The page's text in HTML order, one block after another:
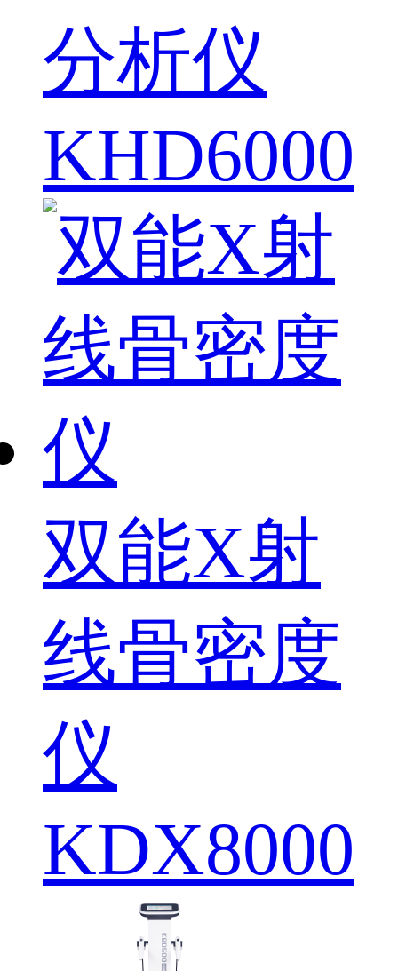
分析仪
KHD6000
双能X射
线骨密度
仪
KDX8000